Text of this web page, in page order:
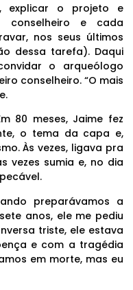
explicar o projeto e
conselheiro e cada
nos seus últimos
dessa tarefa). Daqui
o arqueólogo
conselheiro. “O mais
80 meses, Jaime fez
o tema da capa e,
Às vezes, ligava pra
vezes sumia e, no dia
preparávamos a
anos, ele me pediu
triste, ele estava
e com a tragédia
em morte, mas eu